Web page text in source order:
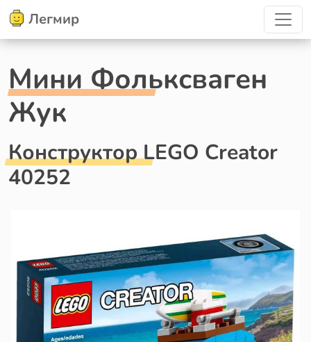
Легмир
Мини Фольксваген
Жук
Конструктор LEGO Creator
40252